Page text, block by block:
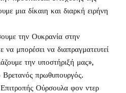
μια δίκαιη και διαρκή ειρήνη
την Ουκρανία στην
να μπορέσει να διαπραγματευτεί
την υποστήριξή μας»,
πρωθυπουργός.
Ούρσουλα φον ντερ